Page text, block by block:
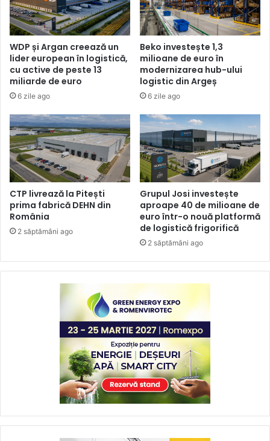
WDP și Argan creează un
lider european în logistică,
cu active de peste 13
miliarde de euro
6 zile ago
Beko investește 1,3
milioane de euro în
modernizarea hub-ului
logistic din Argeș
6 zile ago
CTP livrează la Pitești
prima fabrică DEHN din
România
2 săptămâni ago
Grupul Josi investește
aproape 40 de milioane de
euro într-o nouă platformă
de logistică frigorifică
2 săptămâni ago